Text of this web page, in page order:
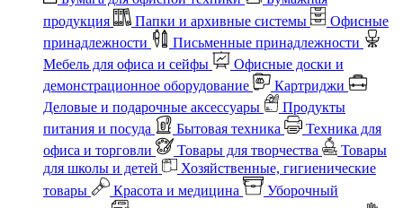
продукция
Папки и архивные системы
Офисные
принадлежности
Письменные принадлежности
Мебель для офиса и сейфы
Офисные доски и
демонстрационное оборудование
Картриджи
Деловые и подарочные аксессуары
Продукты
питания и посуда
Бытовая техника
Техника для
офиса и торговли
Товары для творчества
Товары
для школы и детей
Хозяйственные, гигиенические
товары
Красота и медицина
Уборочный